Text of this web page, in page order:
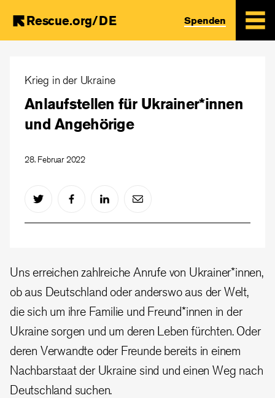
content
Rescue.org/DE Spenden
Krieg in der Ukraine
Anlaufstellen für Ukrainer*innen
und Angehörige
28. Februar 2022
Uns erreichen zahlreiche Anrufe von Ukrainer*innen,
ob aus Deutschland oder anderswo aus der Welt,
die sich um ihre Familie und Freund*innen in der
Ukraine sorgen und um deren Leben fürchten. Oder
deren Verwandte oder Freunde bereits in einem
Nachbarstaat der Ukraine sind und einen Weg nach
Deutschland suchen.